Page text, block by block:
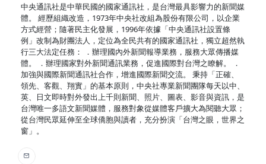
中央通訊社是中華民國的國家通訊社，是台灣最具影響力的新聞媒
體。 經歷組織改造，1973年中央社改組為股份有限公司，以企業
方式經營；隨著民主化發展，1996年依據「中央通訊社設置條
例」改制為財團法人，定位為全民共有的國家通訊社，獨立超然執
行三大法定任務： ．辦理國內外新聞報導業務，服務大眾傳播媒
體。 ．辦理國家對外新聞通訊業務，促進國際對台灣之瞭解。 ．
加強與國際新聞通訊社合作，增進國際新聞交流。 秉持「正確、
領先、客觀、翔實」的基本原則，中央社專業新聞團隊每天以中、
英、日文即時對外發出上千則新聞、照片、圖表、影音與資訊，是
台灣唯一多語文新聞媒體，服務對象從媒體客戶擴大為閱聽大眾；
從台灣民眾延伸至全球僑胞與讀者，充分扮演「台灣之眼，世界之
窗」。